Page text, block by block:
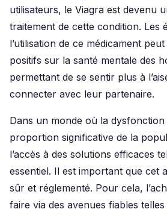
utilisateurs, le Viagra est devenu
traitement de cette condition. Les
l’utilisation de ce médicament
positifs sur la santé mentale des
permettant de se sentir plus à
connecter avec leur partenaire.
Dans un monde où la
proportion significative de la
l’accès à des solutions efficaces
essentiel. Il est important que cet
sûr et réglementé. Pour cela,
faire via des avenues fiables